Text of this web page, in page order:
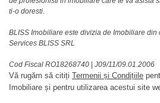
ti-o doresti.
BLISS Imobiliare este divizia de Imobiliare din
Services BLISS SRL
Cod Fiscal RO18268740 | J09/11/09.01.2006
Vă rugăm să citiți Termenii și Condițiile
Imobiliare și pentru utilizarea acestui site